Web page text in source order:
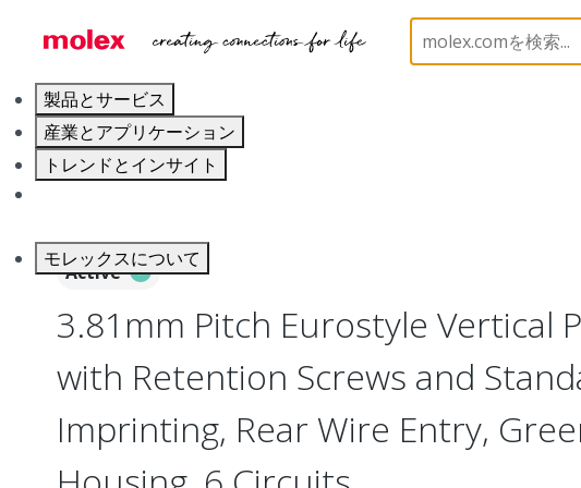
製品とサービス
産業とアプリケーション
トレンドとインサイト
モレックスについて
Terminal Blocks and Barrier Strip
Active
3.81mm Pitch Eurostyle Vertical
with Retention Screws and
Imprinting, Rear Wire Entry,